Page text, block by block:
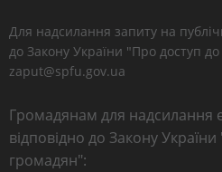
Для надсилання запиту на
до Закону України "Про доступ до
zaput@spfu.gov.ua
Громадянам для надсилання
відповідно до Закону
громадян":